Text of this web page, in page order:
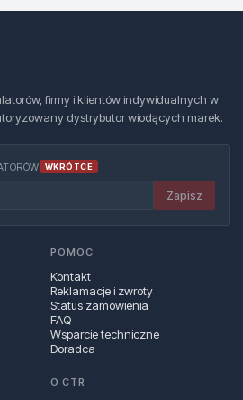
firmy i klientów indywidualnych w
dystrybutor wiodących marek.
WKRÓTCE
Zapisz
POMOC
Kontakt
Reklamacje i zwroty
Status zamówienia
FAQ
Wsparcie techniczne
Doradca
O CTR